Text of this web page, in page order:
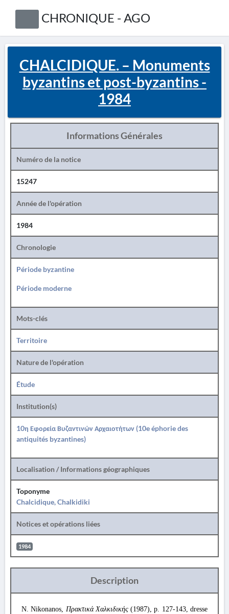
CHRONIQUE - AGO
CHALCIDIQUE. – Monuments
byzantins et post-byzantins -
1984
Informations Générales
Numéro de la notice
15247
Année de l'opération
1984
Chronologie
Période byzantine
Période moderne
Mots-clés
Territoire
Nature de l'opération
Étude
Institution(s)
10η Εφορεία Βυζαντινών Αρχαιοτήτων (10e éphorie des
antiquités byzantines)
Localisation / Informations géographiques
Toponyme
Chalcidique, Chalkidiki
Notices et opérations liées
1984
Description
N. Nikonanos, Πρακτικά Χαλκιδικής(1987), p. 127-143, dresse